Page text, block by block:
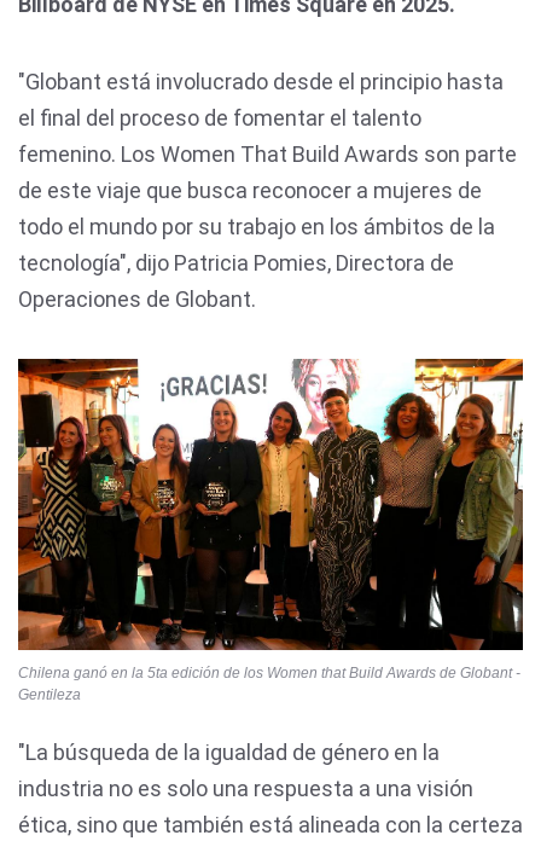
"Globant está involucrado desde el principio hasta
el final del proceso de fomentar el talento
femenino. Los Women That Build Awards son parte
de este viaje que busca reconocer a mujeres de
todo el mundo por su trabajo en los ámbitos de la
tecnología", dijo Patricia Pomies, Directora de
Operaciones de Globant.
Chilena ganó en la 5ta edición de los Women that Build Awards de Globant -
Gentileza
"La búsqueda de la igualdad de género en la
industria no es solo una respuesta a una visión
ética, sino que también está alineada con la certeza